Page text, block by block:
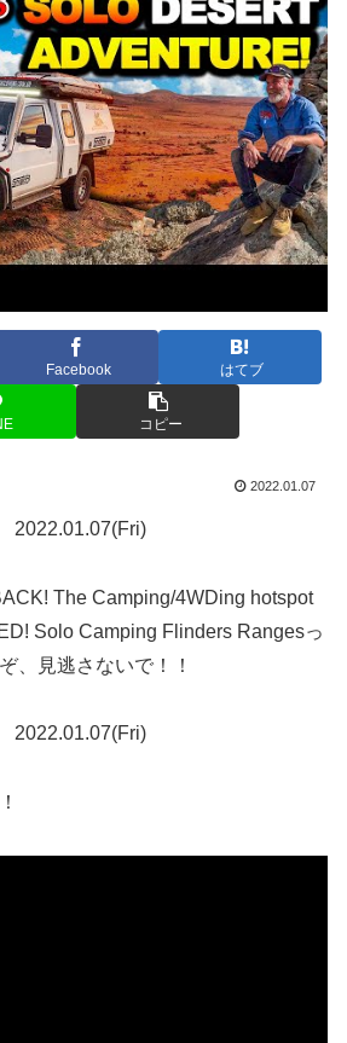
Facebook はてブ
コピー
2022.01.07
2022.01.07(Fri)
The Camping/4WDing hotspot
Solo Camping Flinders Rangesっ
、見逃さないで！！
2022.01.07(Fri)